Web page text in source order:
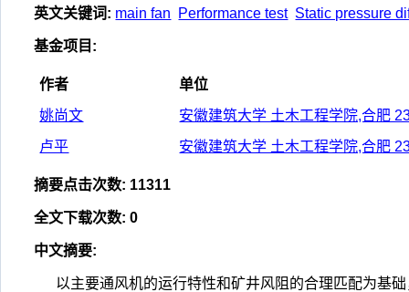
英文关键词: main fan Performance test Static pressure
基金项目 :
作者
单位
姚尚文
安徽建筑大学 土木工程学院,合肥
卢平
安徽建筑大学 土木工程学院,合肥
摘要点击次数: 11311
全文下载次数: 0
中文摘要:
以主要通风机的运行特性和矿井风阻的合理匹配为基